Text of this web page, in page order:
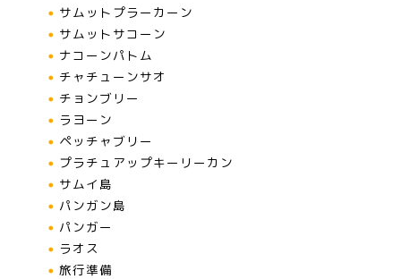
サムットプラーカーン
サムットサコーン
ナコーンパトム
チャチューンサオ
チョンブリー
ラヨーン
ペッチャブリー
プラチュアップキーリーカン
サムイ島
パンガン島
パンガー
ラオス
旅行準備